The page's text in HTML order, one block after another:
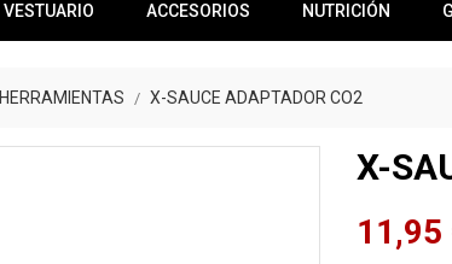
VESTUARIO ACCESORIOS NUTRICIÓN
HERRAMIENTAS X-SAUCE ADAPTADOR CO2
X-
11,95